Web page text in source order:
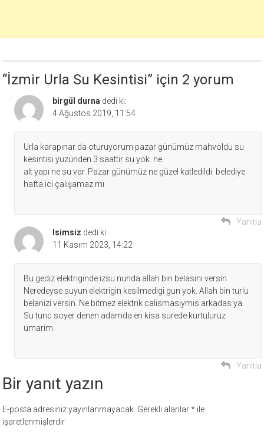
“İzmir Urla Su Kesintisi” için 2 yorum
birgül durna dedi ki:
4 Ağustos 2019, 11:54
Urla karapınar da oturuyorum pazar günümüz mahvoldu su
kesintisi yüzünden 3 saattir su yok. ne
alt yapı ne su var. Pazar günümüz ne güzel katledildi. belediye
hafta ici çalışamaz mı
Yanıtla
Isimsiz dedi ki:
11 Kasım 2023, 14:22
Bu gediz elektriginde izsu nunda allah bin belasini versin.
Neredeyse suyun elektrigin kesilmedigi gun yok. Allah bin turlu
belanizi versin. Ne bitmez elektrik calismasiymis arkadas ya.
Su tunc soyer denen adamda en kisa surede kurtuluruz
umarim.
Yanıtla
Bir yanıt yazın
E-posta adresiniz yayınlanmayacak. Gerekli alanlar* ile
işaretlenmişlerdir